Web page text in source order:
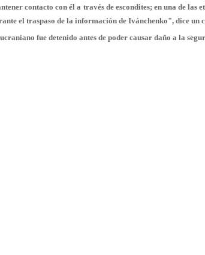
contacto con él a través de escondites; en una de
el traspaso de la información de Ivánchenko", dice un
fue detenido antes de poder causar daño a la